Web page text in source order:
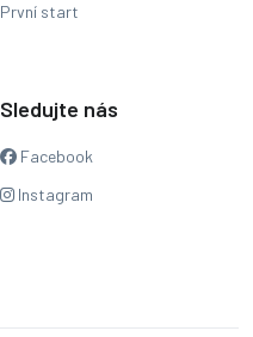
První start
Sledujte nás
Facebook
Instagram